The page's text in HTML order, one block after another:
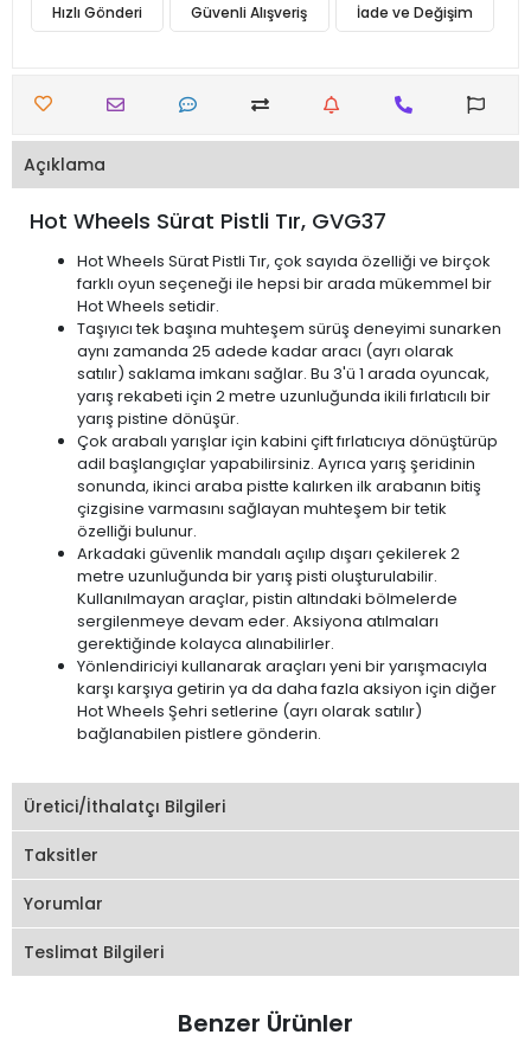
Hızlı Gönderi Güvenli Alışveriş İade ve Değişim
Açıklama
Hot Wheels Sürat Pistli Tır, GVG37
Hot Wheels Sürat Pistli Tır, çok sayıda özelliği ve birçok
farklı oyun seçeneği ile hepsi bir arada mükemmel bir
Hot Wheels setidir.
Taşıyıcı tek başına muhteşem sürüş deneyimi sunarken
aynı zamanda 25 adede kadar aracı (ayrı olarak
satılır) saklama imkanı sağlar. Bu 3'ü 1 arada oyuncak,
yarış rekabeti için 2 metre uzunluğunda ikili fırlatıcılı bir
yarış pistine dönüşür.
Çok arabalı yarışlar için kabini çift fırlatıcıya dönüştürüp
adil başlangıçlar yapabilirsiniz. Ayrıca yarış şeridinin
sonunda, ikinci araba pistte kalırken ilk arabanın bitiş
çizgisine varmasını sağlayan muhteşem bir tetik
özelliği bulunur.
Arkadaki güvenlik mandalı açılıp dışarı çekilerek 2
metre uzunluğunda bir yarış pisti oluşturulabilir.
Kullanılmayan araçlar, pistin altındaki bölmelerde
sergilenmeye devam eder. Aksiyona atılmaları
gerektiğinde kolayca alınabilirler.
Yönlendiriciyi kullanarak araçları yeni bir yarışmacıyla
karşı karşıya getirin ya da daha fazla aksiyon için diğer
Hot Wheels Şehri setlerine (ayrı olarak satılır)
bağlanabilen pistlere gönderin.
Üretici/İthalatçı Bilgileri
Taksitler
Yorumlar
Teslimat Bilgileri
Benzer Ürünler